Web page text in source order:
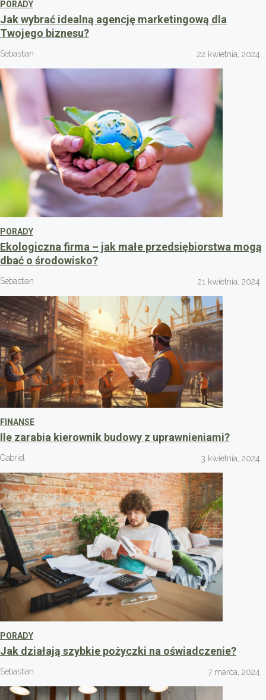
PORADY
Jak wybrać idealną agencję marketingową dla
Twojego biznesu?
Sebastian 22 kwietnia, 2024
PORADY
Ekologiczna firma – jak małe przedsiębiorstwa mogą
dbać o środowisko?
Sebastian 21 kwietnia, 2024
FINANSE
Ile zarabia kierownik budowy z uprawnieniami?
Gabriel 3 kwietnia, 2024
PORADY
Jak działają szybkie pożyczki na oświadczenie?
Sebastian 7 marca, 2024